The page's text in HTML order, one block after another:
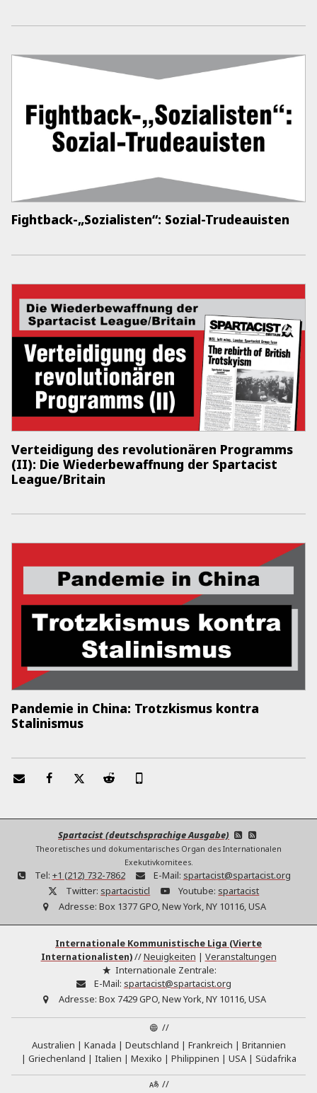
Fightback-„Sozialisten“: Sozial-Trudeauisten
Verteidigung des revolutionären Programms
(II): Die Wiederbewaffnung der Spartacist
League/Britain
Pandemie in China: Trotzkismus kontra
Stalinismus
Spartacist (deutschsprachige Ausgabe)
Theoretisches und dokumentarisches Organ des Internationalen
Exekutivkomitees.
Tel: +1 (212) 732-7862 E-Mail: spartacist@spartacist.org
Twitter: spartacisticl Youtube: spartacist
Adresse: Box 1377 GPO, New York, NY 10116, USA
Internationale Kommunistische Liga (Vierte
Internationalisten)//Neuigkeiten | Veranstaltungen
Internationale Zentrale:
E-Mail: spartacist@spartacist.org
Adresse: Box 7429 GPO, New York, NY 10116, USA
//
Australien
Kanada Deutschland Frankreich
Britannien
Griechenland
Italien Mexiko Philippinen USA
Südafrika
//